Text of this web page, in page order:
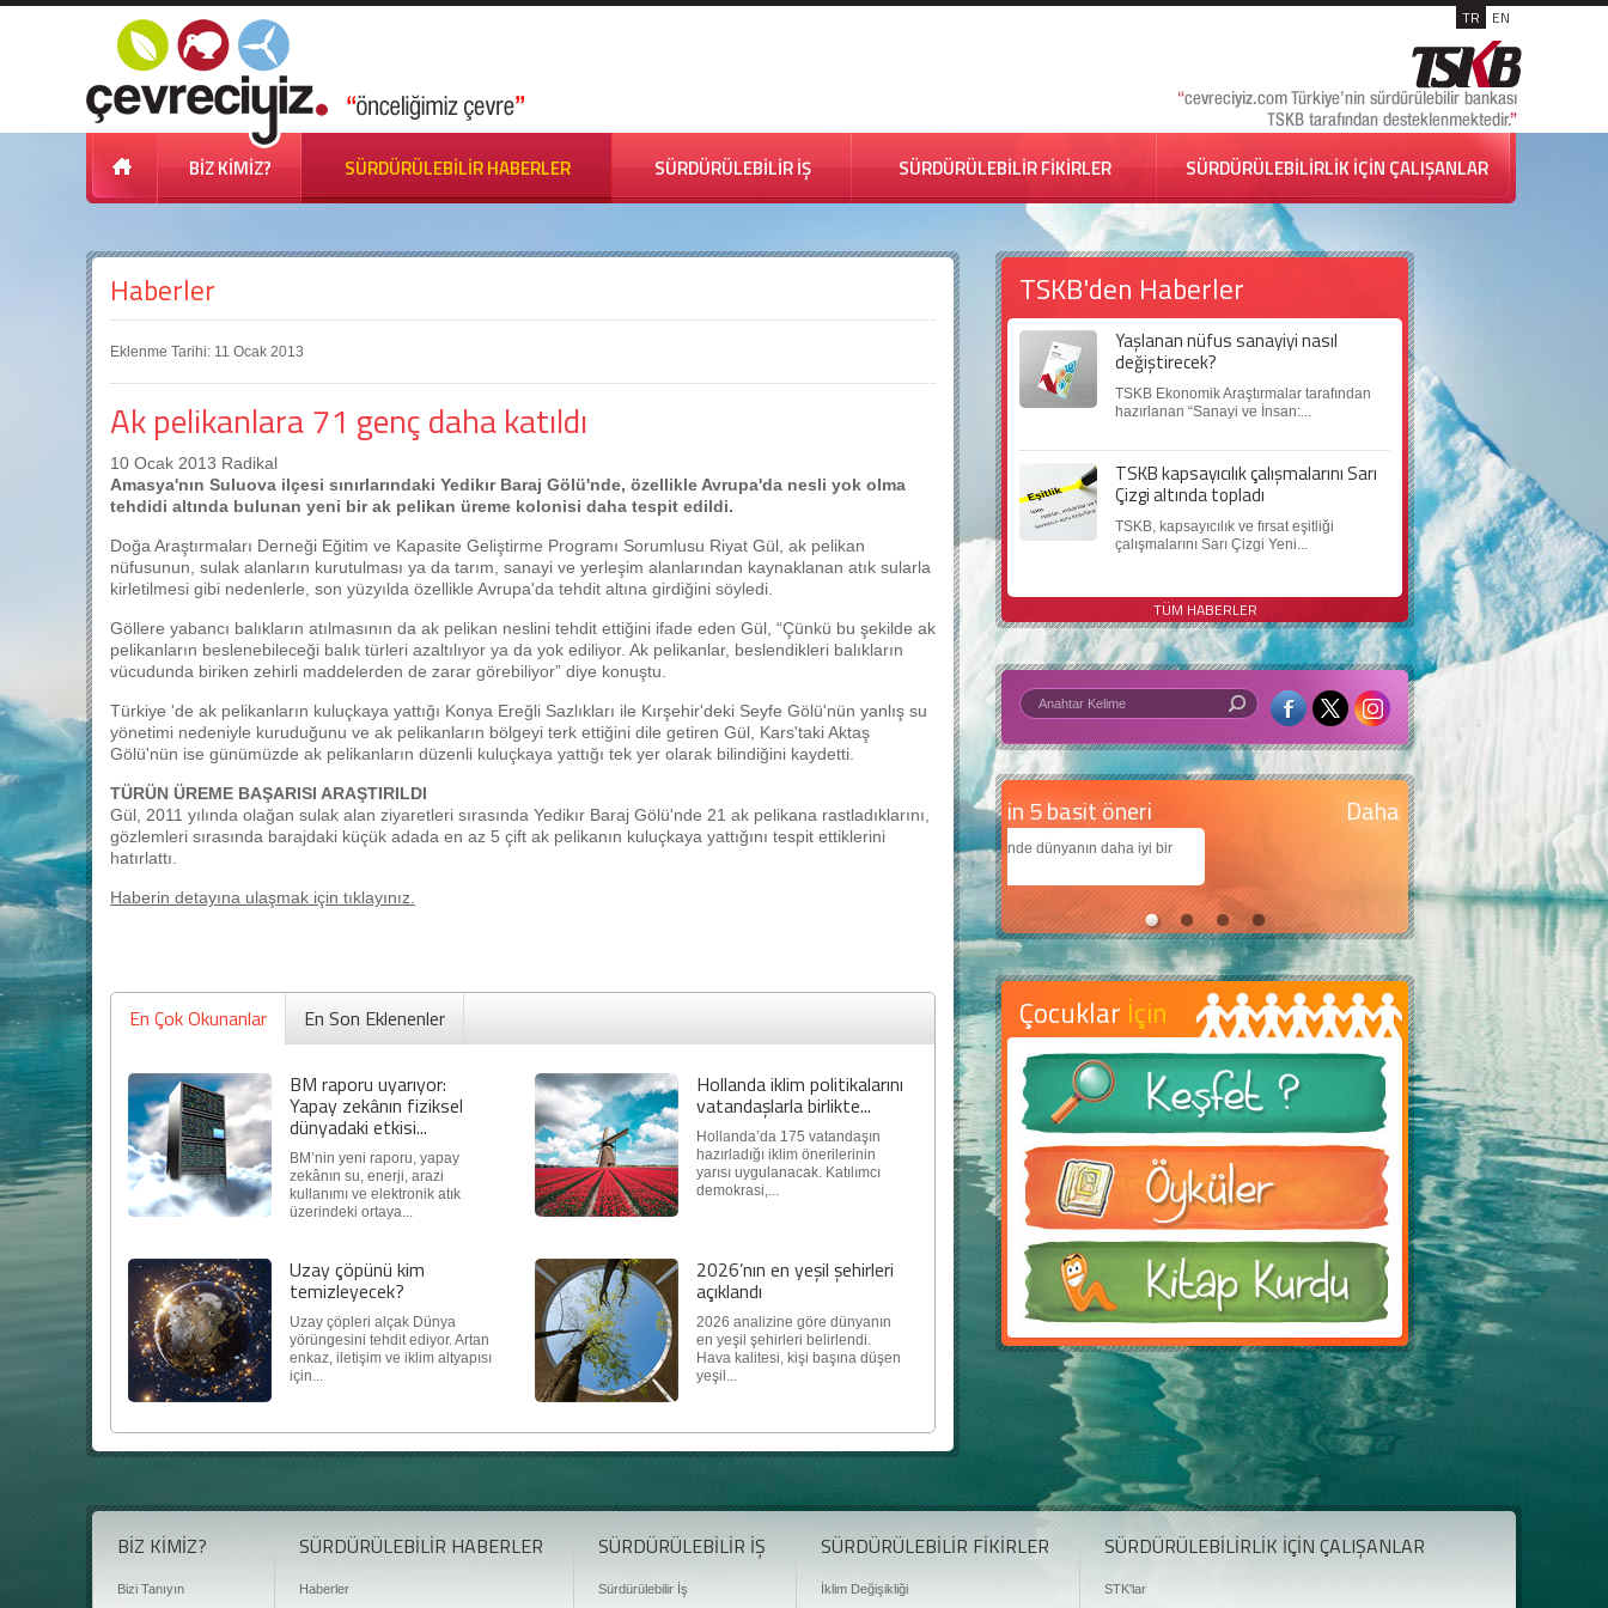
TR EN
BİZ KİMİZ? SÜRDÜRÜLEBİLİR HABERLER SÜRDÜRÜLEBİLİR İŞ SÜRDÜRÜLEBİLİR FİKİRLER SÜRDÜRÜLEBİLİRLİK İÇİN ÇALIŞANLAR
Haberler
Eklenme Tarihi: 11 Ocak 2013
Ak pelikanlara 71 genç daha katıldı
10 Ocak 2013 Radikal
Amasya'nın Suluova ilçesi sınırlarındaki Yedikır Baraj Gölü'nde, özellikle Avrupa'da nesli yok olma
tehdidi altında bulunan yeni bir ak pelikan üreme kolonisi daha tespit edildi.
Doğa Araştırmaları Derneği Eğitim ve Kapasite Geliştirme Programı Sorumlusu Riyat Gül, ak pelikan
nüfusunun, sulak alanların kurutulması ya da tarım, sanayi ve yerleşim alanlarından kaynaklanan atık sularla
kirletilmesi gibi nedenlerle, son yüzyılda özellikle Avrupa'da tehdit altına girdiğini söyledi.
Göllere yabancı balıkların atılmasının da ak pelikan neslini tehdit ettiğini ifade eden Gül, “Çünkü bu şekilde ak
pelikanların beslenebileceği balık türleri azaltılıyor ya da yok ediliyor. Ak pelikanlar, beslendikleri balıkların
vücudunda biriken zehirli maddelerden de zarar görebiliyor” diye konuştu.
Türkiye 'de ak pelikanların kuluçkaya yattığı Konya Ereğli Sazlıkları ile Kırşehir'deki Seyfe Gölü'nün yanlış su
yönetimi nedeniyle kuruduğunu ve ak pelikanların bölgeyi terk ettiğini dile getiren Gül, Kars'taki Aktaş
Gölü'nün ise günümüzde ak pelikanların düzenli kuluçkaya yattığı tek yer olarak bilindiğini kaydetti.
TÜRÜN ÜREME BAŞARISI ARAŞTIRILDI
Gül, 2011 yılında olağan sulak alan ziyaretleri sırasında Yedikır Baraj Gölü'nde 21 ak pelikana rastladıklarını,
gözlemleri sırasında barajdaki küçük adada en az 5 çift ak pelikanın kuluçkaya yattığını tespit ettiklerini
hatırlattı.
Haberin detayına ulaşmak için tıklayınız.
En Çok Okunanlar En Son Eklenenler
BM raporu uyarıyor:
Yapay zekânın fiziksel
dünyadaki etkisi...
BM’nin yeni raporu, yapay
zekânın su, enerji, arazi
kullanımı ve elektronik atık
üzerindeki ortaya...
Hollanda iklim politikalarını
vatandaşlarla birlikte...
Hollanda’da 175 vatandaşın
hazırladığı iklim önerilerinin
yarısı uygulanacak. Katılımcı
demokrasi,...
Uzay çöpünü kim
temizleyecek?
Uzay çöpleri alçak Dünya
yörüngesini tehdit ediyor. Artan
enkaz, iletişim ve iklim altyapısı
için...
2026’nın en yeşil şehirleri
açıklandı
2026 analizine göre dünyanın
en yeşil şehirleri belirlendi.
Hava kalitesi, kişi başına düşen
yeşil...
TSKB'den Haberler
Yaşlanan nüfus sanayiyi nasıl
değiştirecek?
TSKB Ekonomik Araştırmalar tarafından
hazırlanan “Sanayi ve İnsan:...
TSKB kapsayıcılık çalışmalarını Sarı
Çizgi altında topladı
TSKB, kapsayıcılık ve fırsat eşitliği
çalışmalarını Sarı Çizgi Yeni...
TÜM HABERLER
Daha iyi bir dünya için yapay zekâ
Çocuklarımıza daha güzel bir dünya bırakabilmek için
Çocuklar İçin
BİZ KİMİZ?
Bizi Tanıyın
SÜRDÜRÜLEBİLİR HABERLER
Haberler
SÜRDÜRÜLEBİLİR İŞ
Sürdürülebilir İş
SÜRDÜRÜLEBİLİR FİKİRLER
İklim Değişikliği
SÜRDÜRÜLEBİLİRLİK İÇİN ÇALIŞANLAR
STK'lar